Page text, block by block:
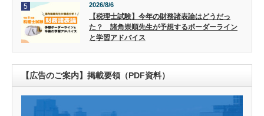
5 2026/8/6
【税理士試験】今年の財務諸表論はどうだっ
た？ 諸角崇順先生が予想するボーダーライン
と学習アドバイス
【広告のご案内】掲載要領（PDF資料）